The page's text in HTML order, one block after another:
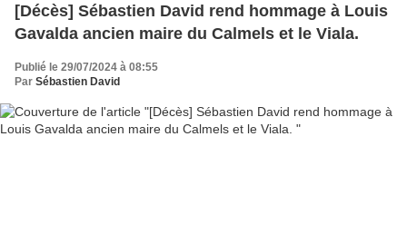
[Décès] Sébastien David rend hommage à Louis
Gavalda ancien maire du Calmels et le Viala.
Publié le 29/07/2024 à 08:55
Par Sébastien David